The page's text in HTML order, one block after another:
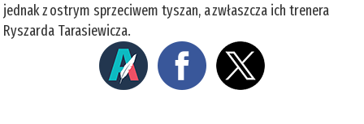
jednak z ostrym sprzeciwem tyszan, a zwłaszcza ich trenera
Ryszarda Tarasiewicza.